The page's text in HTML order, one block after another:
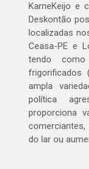
KarneKeijo e
Deskontão
localizadas
Ceasa-PE e
tendo
frigorificados
ampla
política
proporciona
do lar ou